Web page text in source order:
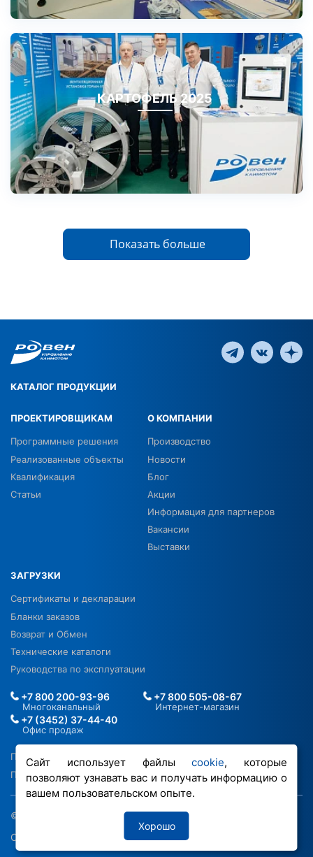
КАРТОФЕЛЬ 2025
Показать больше
Сайт использует файлыcookie, которые
позволяют узнавать вас и получать информацию о
вашем пользовательском опыте.
Хорошо
КАТАЛОГ ПРОДУКЦИИ
ПРОЕКТИРОВЩИКАМ
Программные решения
Реализованные объекты
Квалификация
Статьи
О КОМПАНИИ
Производство
Новости
Блог
Акции
Информация для партнеров
Вакансии
Выставки
ЗАГРУЗКИ
Сертификаты и декларации
Бланки заказов
Возврат и Обмен
Технические каталоги
Руководства по эксплуатации
Политика в отношении ПДН
Политика обработки файлов cookie
+7 800 200-93-96
Многоканальный
+7 800 505-08-67
Интернет-магазин
+7 (3452) 37-44-40
Офис продаж
© 2026 ООО «РОВЕН-Регионы»
Сделано в